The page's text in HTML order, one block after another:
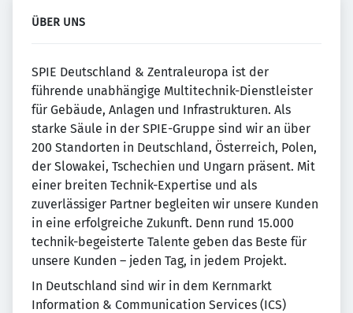
ÜBER UNS
SPIE Deutschland & Zentraleuropa ist der
führende unabhängige Multitechnik-Dienstleister
für Gebäude, Anlagen und Infrastrukturen. Als
starke Säule in der SPIE-Gruppe sind wir an über
200 Standorten in Deutschland, Österreich, Polen,
der Slowakei, Tschechien und Ungarn präsent. Mit
einer breiten Technik-Expertise und als
zuverlässiger Partner begleiten wir unsere Kunden
in eine erfolgreiche Zukunft. Denn rund 15.000
technik-begeisterte Talente geben das Beste für
unsere Kunden – jeden Tag, in jedem Projekt.
In Deutschland sind wir in dem Kernmarkt
Information & Communication Services (ICS)